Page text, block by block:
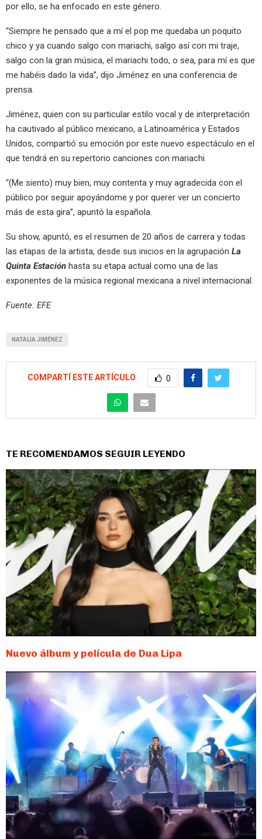
por ello, se ha enfocado en este género.
“Siempre he pensado que a mí el pop me quedaba un poquito
chico y ya cuando salgo con mariachi, salgo así con mi traje,
salgo con la gran música, el mariachi todo, o sea, para mí es que
me habéis dado la vida”, dijo Jiménez en una conferencia de
prensa.
Jiménez, quien con su particular estilo vocal y de interpretación
ha cautivado al público mexicano, a Latinoamérica y Estados
Unidos, compartió su emoción por este nuevo espectáculo en el
que tendrá en su repertorio canciones con mariachi.
“(Me siento) muy bien, muy contenta y muy agradecida con el
público por seguir apoyándome y por querer ver un concierto
más de esta gira”, apuntó la española.
Su show, apuntó, es el resumen de 20 años de carrera y todas
las etapas de la artista, desde sus inicios en la agrupación La
Quinta Estación hasta su etapa actual como una de las
exponentes de la música regional mexicana a nivel internacional.
Fuente: EFE
NATALIA JIMÉNEZ
COMPARTÍ ESTE ARTÍCULO 0
TE RECOMENDAMOS SEGUIR LEYENDO
Nuevo álbum y película de Dua Lipa